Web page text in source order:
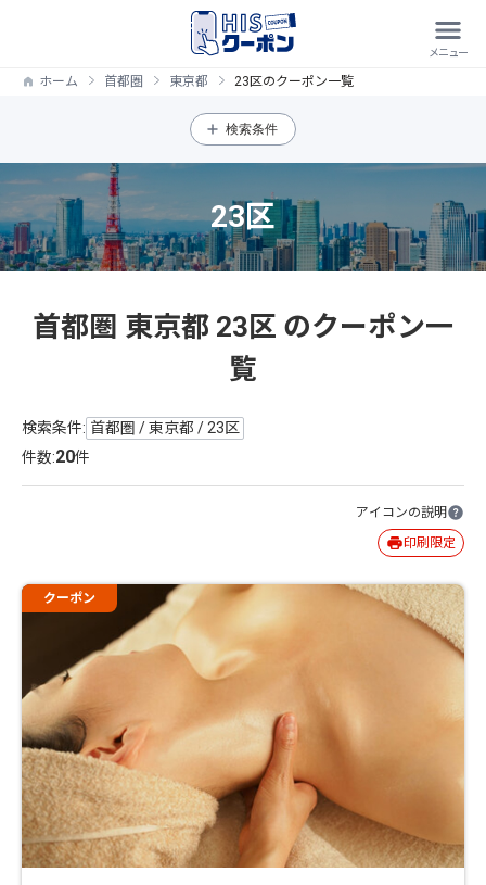
ホーム 首都圏 東京都 23区のクーポン一覧
検索条件
23区
首都圏 東京都 23区 のクーポン一
覧
検索条件: 首都圏 / 東京都 / 23区
件数:20件
アイコンの説明
印刷限定
クーポン